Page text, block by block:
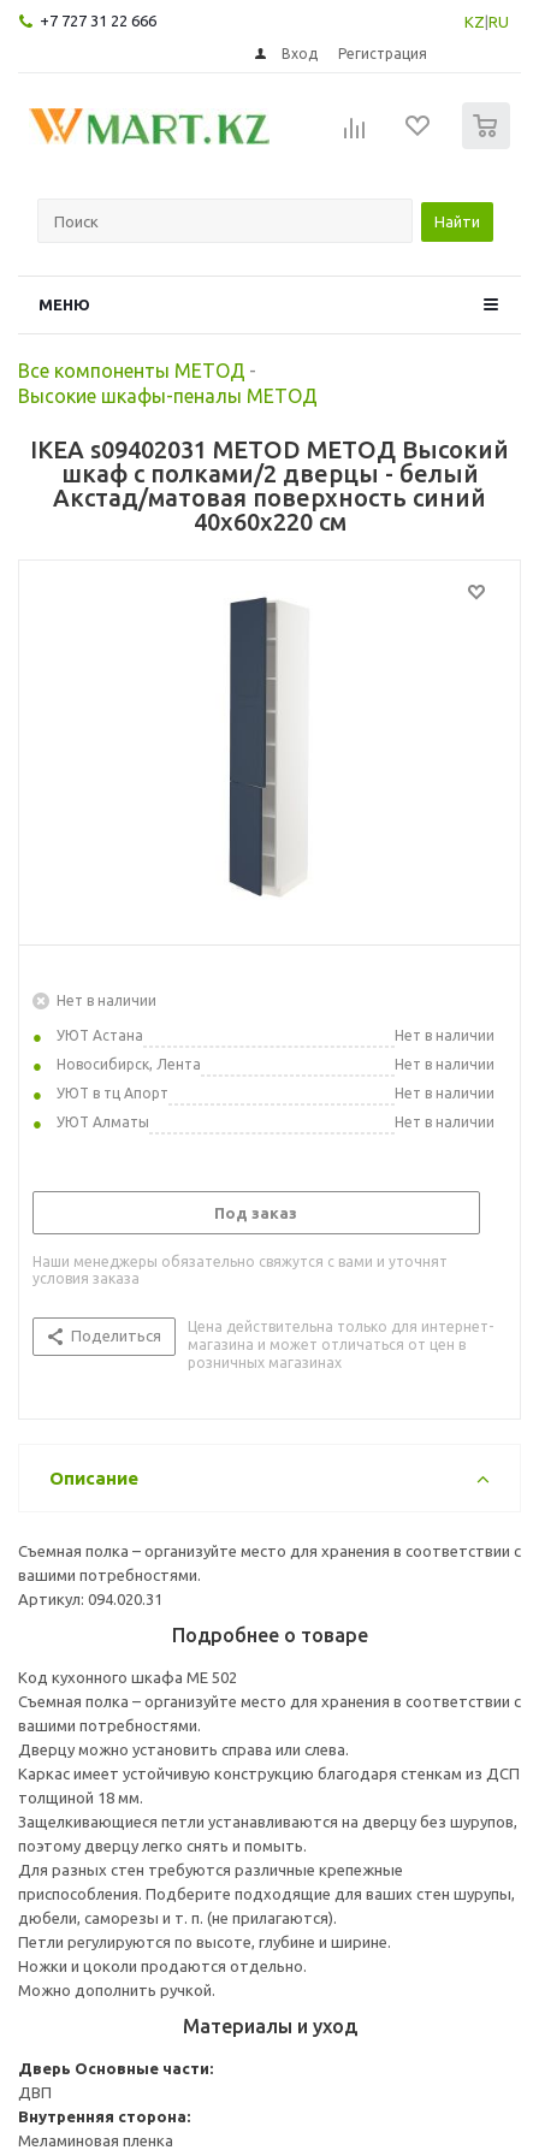
+7 727 31 22 666 KZ RU
Вход Регистрация
Найти
МЕНЮ
Все компоненты МЕТОД -
Высокие шкафы-пеналы МЕТОД
IKEA s09402031 METOD МЕТОД Высокий
шкаф с полками/2 дверцы - белый
Акстад/матовая поверхность синий
40x60x220 см
Нет в наличии
УЮТ Астана
Нет в наличии
Новосибирск, Лента
Нет в наличии
УЮТ в тц Апорт
Нет в наличии
УЮТ Алматы
Нет в наличии
Под заказ
Наши менеджеры обязательно свяжутся с вами и уточнят
условия заказа
Поделиться
Цена действительна только для интернет-
магазина и может отличаться от цен в
розничных магазинах
Описание
Съемная полка – организуйте место для хранения в соответствии с
вашими потребностями.
Артикул: 094.020.31
Подробнее о товаре
Код кухонного шкафа ME 502
Съемная полка – организуйте место для хранения в соответствии с
вашими потребностями.
Дверцу можно установить справа или слева.
Каркас имеет устойчивую конструкцию благодаря стенкам из ДСП
толщиной 18 мм.
Защелкивающиеся петли устанавливаются на дверцу без шурупов,
поэтому дверцу легко снять и помыть.
Для разных стен требуются различные крепежные
приспособления. Подберите подходящие для ваших стен шурупы,
дюбели, саморезы и т. п. (не прилагаются).
Петли регулируются по высоте, глубине и ширине.
Ножки и цоколи продаются отдельно.
Можно дополнить ручкой.
Материалы и уход
Дверь Основные части:
ДВП
Внутренняя сторона:
Меламиновая пленка